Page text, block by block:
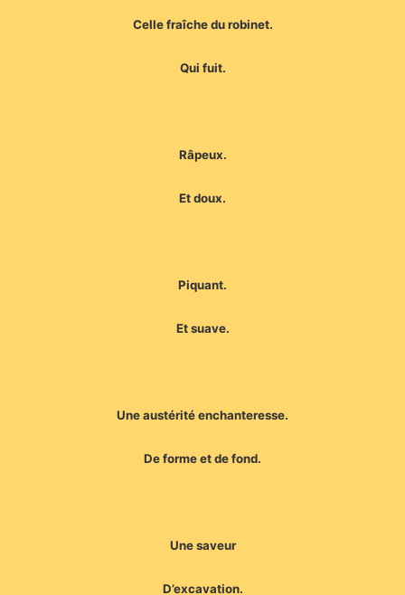
Celle fraîche du robinet.
Qui fuit.
Râpeux.
Et doux.
Piquant.
Et suave.
Une austérité enchanteresse.
De forme et de fond.
Une saveur
D’excavation.